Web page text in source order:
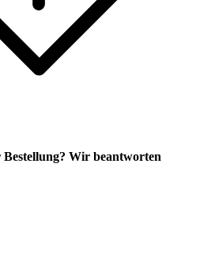
Wir beantworten